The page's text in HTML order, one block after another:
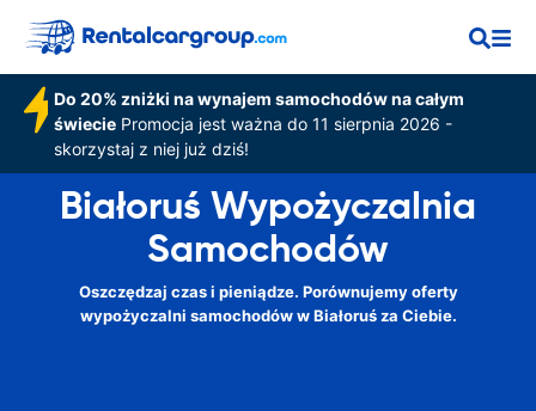
Do 20% zniżki na wynajem samochodów na całym
świeciePromocja jest ważna do 11 sierpnia 2026 -
skorzystaj z niej już dziś!
Białoruś Wypożyczalnia
Samochodów
Oszczędzaj czas i pieniądze. Porównujemy oferty
wypożyczalni samochodów w Białoruś za Ciebie.